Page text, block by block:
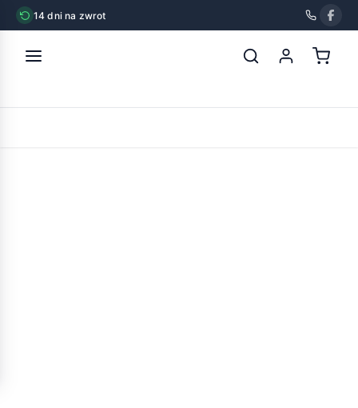
14 dni na zwrot
POWRÓT